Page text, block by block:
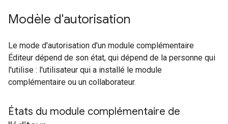
Modèle d'autorisation
Le mode d'autorisation d'un module complémentaire
Éditeur dépend de son état, qui dépend de la personne qui
l'utilise : l'utilisateur qui a installé le module
complémentaire ou un collaborateur.
États du module complémentaire de